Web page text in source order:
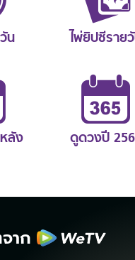
น ไพ่ยิปซีราย
ลัง
ดูดวงปี
าก